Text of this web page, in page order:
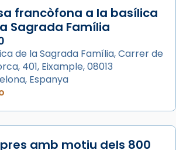
Share
de Barcelona
Zebedeu, és juntament amb el
i Pere un dels que
de prop Jesús.
francòfona a la basílica
Sagrada Família
de la Sagrada Família, Carrer de
401, Eixample, 08013
Espanya
amb motiu dels 800